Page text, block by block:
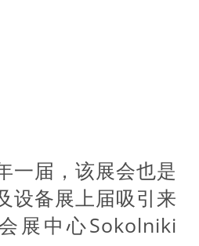
一届，该展会也是
设备展上届吸引来
展中心Sokolniki